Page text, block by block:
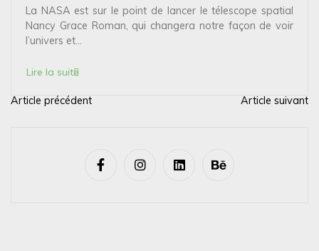
La NASA est sur le point de lancer le télescope spatial
Nancy Grace Roman, qui changera notre façon de voir
l’univers et...
Lire la suite
N
Article précédent Article suivant